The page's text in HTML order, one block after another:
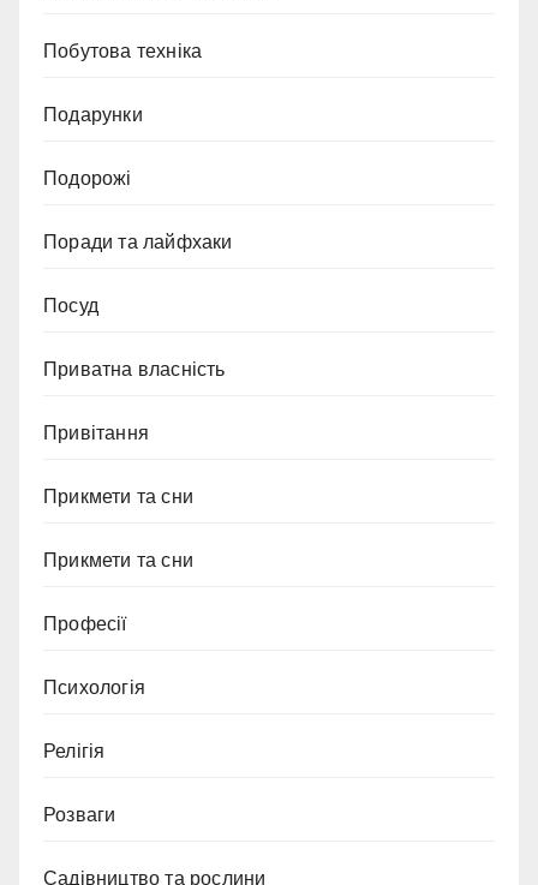
Побутова техніка
Подарунки
Подорожі
Поради та лайфхаки
Посуд
Приватна власність
Привітання
Прикмети та сни
Прикмети та сни
Професії
Психологія
Релігія
Розваги
Садівництво та рослини